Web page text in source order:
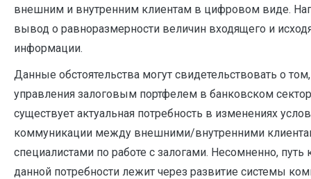
внешним и внутренним клиентам в цифровом виде.
вывод о равноразмерности величин входящего и
информации.
Данные обстоятельства могут свидетельствовать о
управления залоговым портфелем в банковском
существует актуальная потребность в изменениях
коммуникации между внешними/внутренними
специалистами по работе с залогами. Несомненно,
данной потребности лежит через развитие системы